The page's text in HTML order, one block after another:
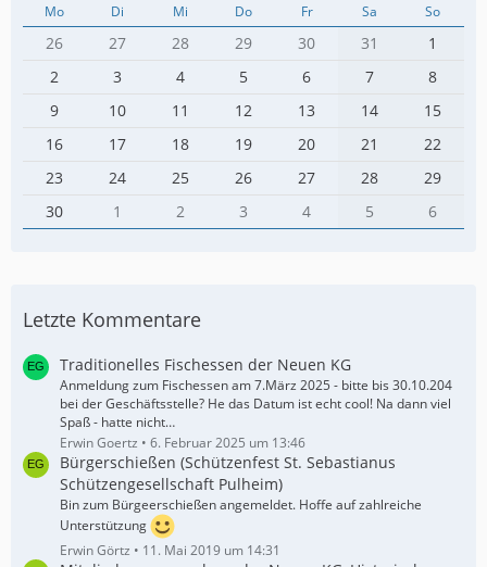
Mo Di Mi Do Fr Sa So
26 27 28 29 30 31
1
2
3 4 5 6 7
8
9
10 11 12 13 14
15
16
17 18 19 20 21
22
23
24 25 26 27 28
29
30
1 2 3 4 5 6
Letzte Kommentare
Traditionelles Fischessen der Neuen KG
Anmeldung zum Fischessen am 7.März 2025 - bitte bis 30.10.204
bei der Geschäftsstelle? He das Datum ist echt cool! Na dann viel
Spaß - hatte nicht…
Erwin Goertz
6. Februar 2025 um 13:46
Bürgerschießen (Schützenfest St. Sebastianus
Schützengesellschaft Pulheim)
Bin zum Bürgeerschießen angemeldet. Hoffe auf zahlreiche
Unterstützung
Erwin Görtz
11. Mai 2019 um 14:31